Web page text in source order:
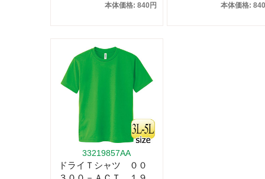
本体価格: 840円 本体価格:
33219857AA
ドライＴシャツ ００